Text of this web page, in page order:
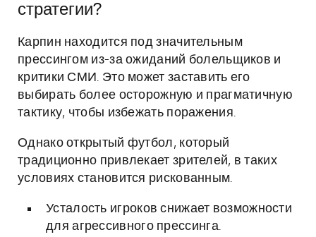
стратегии?
Карпин находится под значительным
прессингом из-за ожиданий болельщиков и
критики СМИ. Это может заставить его
выбирать более осторожную и прагматичную
тактику, чтобы избежать поражения.
Однако открытый футбол, который
традиционно привлекает зрителей, в таких
условиях становится рискованным.
Усталость игроков снижает возможности
для агрессивного прессинга.